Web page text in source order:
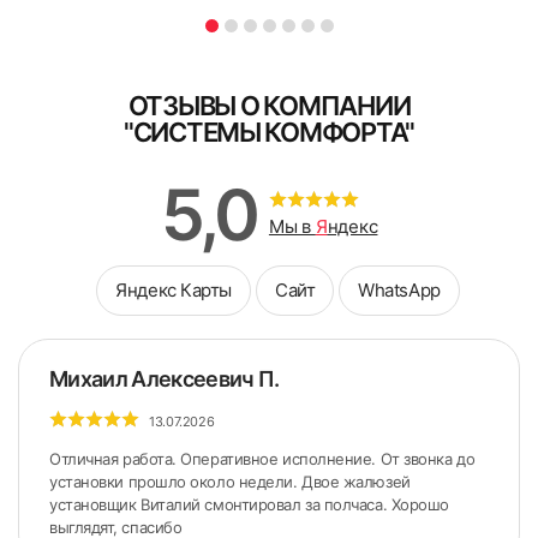
ОТЗЫВЫ О КОМПАНИИ
"СИСТЕМЫ КОМФОРТА"
5,0 Мы в Яндекс
Яндекс Карты Сайт WhatsApp
Михаил Алексеевич П.
13.07.2026
Отличная работа. Оперативное исполнение. От звонка до
установки прошло около недели. Двое жалюзей
установщик Виталий смонтировал за полчаса. Хорошо
выглядят, спасибо